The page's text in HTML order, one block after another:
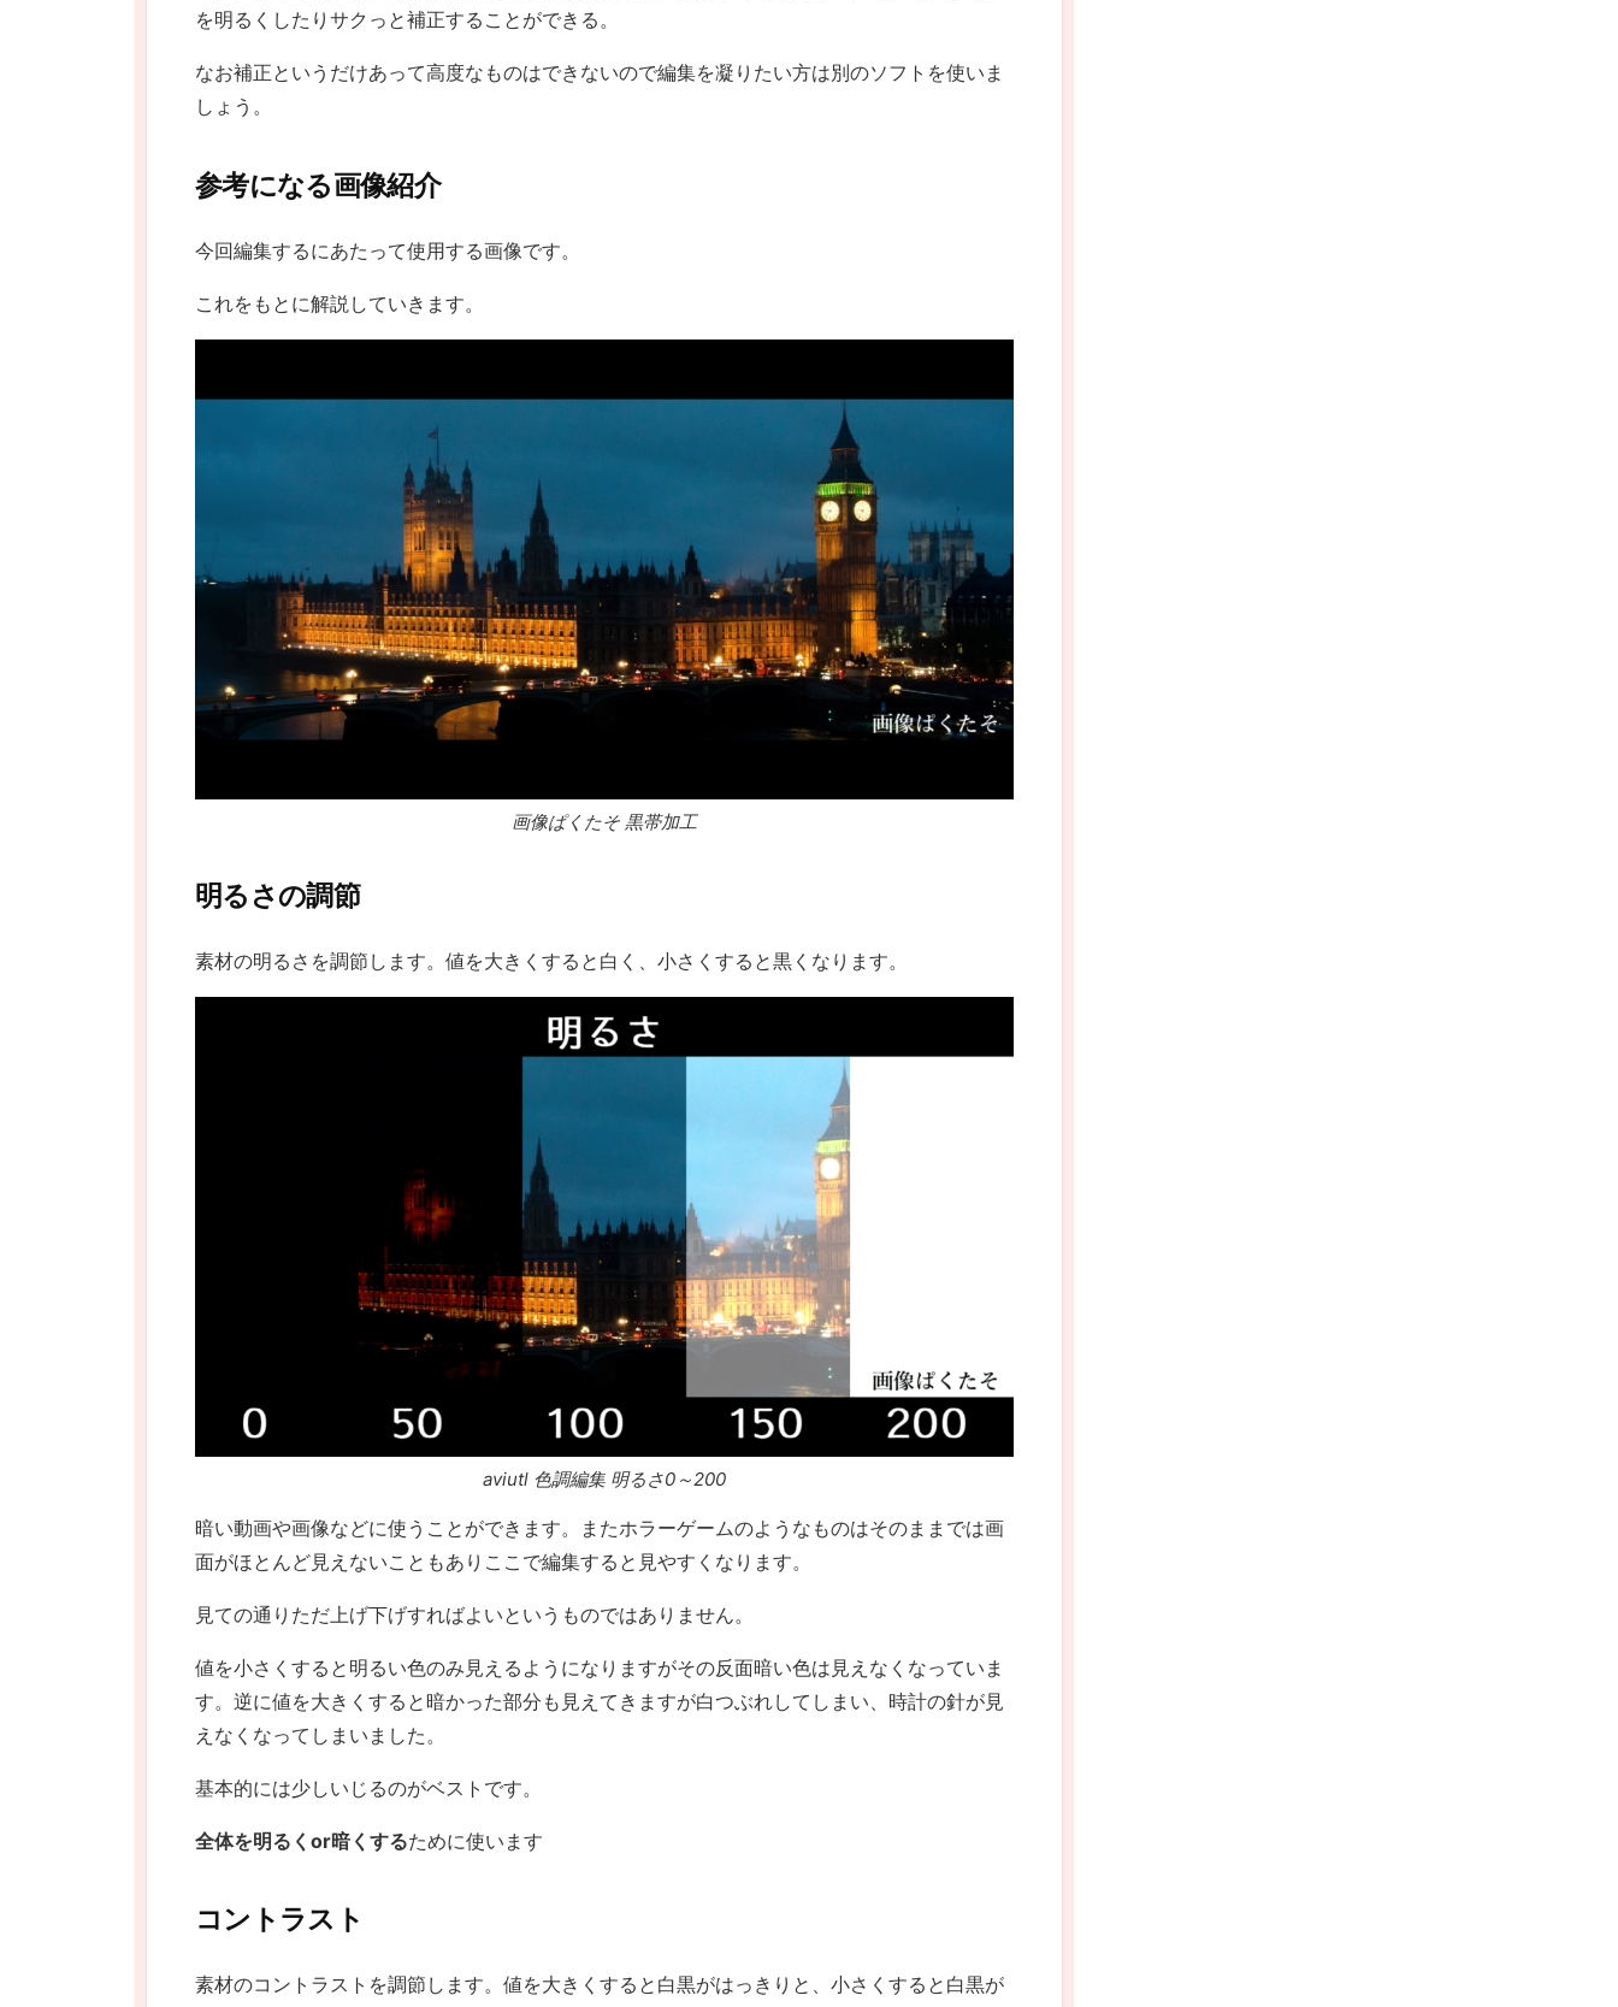
を明るくしたりサクっと補正することができる。
なお補正というだけあって高度なものはできないので編集を凝りたい方は別のソフトを使いま
しょう。
参考になる画像紹介
今回編集するにあたって使用する画像です。
これをもとに解説していきます。
画像ぱくたそ 黒帯加工
明るさの調節
素材の明るさを調節します。値を大きくすると白く、小さくすると黒くなります。
aviutl 色調編集 明るさ0～200
暗い動画や画像などに使うことができます。またホラーゲームのようなものはそのままでは画
面がほとんど見えないこともありここで編集すると見やすくなります。
見ての通りただ上げ下げすればよいというものではありません。
値を小さくすると明るい色のみ見えるようになりますがその反面暗い色は見えなくなっていま
す。逆に値を大きくすると暗かった部分も見えてきますが白つぶれしてしまい、時計の針が見
えなくなってしまいました。
基本的には少しいじるのがベストです。
全体を明るくor暗くするために使います
コントラスト
素材のコントラストを調節します。値を大きくすると白黒がはっきりと、小さくすると白黒が